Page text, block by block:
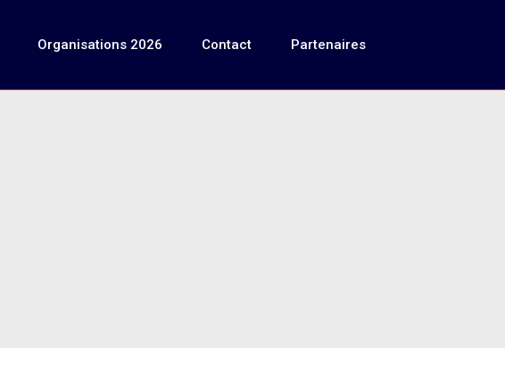
Organisations 2026 Contact Partenaires